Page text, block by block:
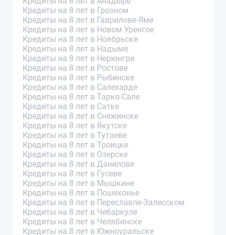
Кредиты на 8 лет в Грозном
Кредиты на 8 лет в Гаврилове-Яме
Кредиты на 8 лет в Новом Уренгое
Кредиты на 8 лет в Ноябрьске
Кредиты на 8 лет в Надыме
Кредиты на 8 лет в Нерюнгри
Кредиты на 8 лет в Ростове
Кредиты на 8 лет в Рыбинске
Кредиты на 8 лет в Салехарде
Кредиты на 8 лет в Тарко-Сале
Кредиты на 8 лет в Сатке
Кредиты на 8 лет в Снежинске
Кредиты на 8 лет в Якутске
Кредиты на 8 лет в Тутаеве
Кредиты на 8 лет в Троицке
Кредиты на 8 лет в Озерске
Кредиты на 8 лет в Данилове
Кредиты на 8 лет в Гусеве
Кредиты на 8 лет в Мышкине
Кредиты на 8 лет в Пошехонье
Кредиты на 8 лет в Переславле-Залесском
Кредиты на 8 лет в Чебаркуле
Кредиты на 8 лет в Челябинске
Кредиты на 8 лет в Южноуральске